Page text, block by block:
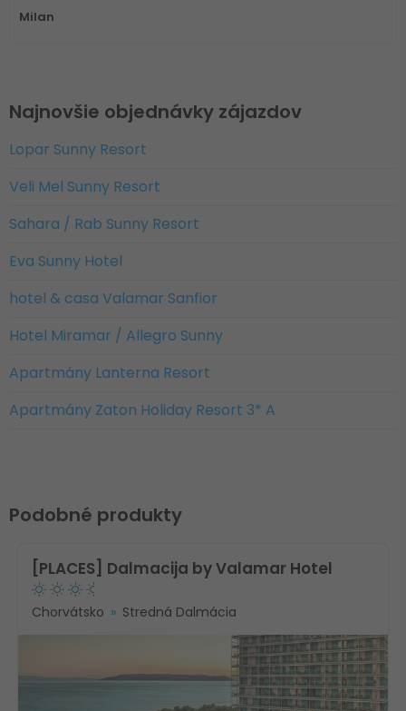
Milan
Najnovšie objednávky zájazdov
Lopar Sunny Resort
Veli Mel Sunny Resort
Sahara / Rab Sunny Resort
Eva Sunny Hotel
hotel & casa Valamar Sanfior
Hotel Miramar / Allegro Sunny
Apartmány Lanterna Resort
Apartmány Zaton Holiday Resort 3* A
Podobné produkty
[PLACES] Dalmacija by Valamar Hotel
Chorvátsko Stredná Dalmácia